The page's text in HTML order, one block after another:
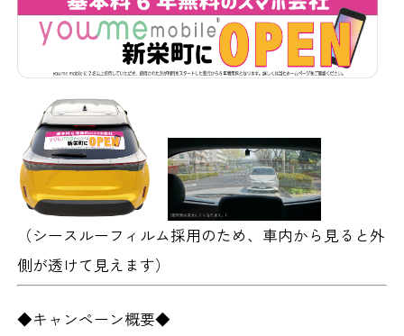
（シースルーフィルム採用のため、車内から見ると外
側が透けて見えます）
◆キャンペーン概要◆